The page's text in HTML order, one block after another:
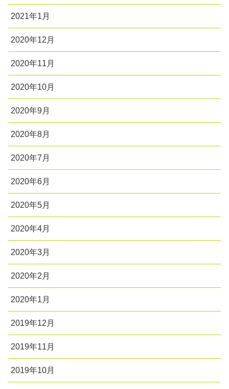
2021年1月
2020年12月
2020年11月
2020年10月
2020年9月
2020年8月
2020年7月
2020年6月
2020年5月
2020年4月
2020年3月
2020年2月
2020年1月
2019年12月
2019年11月
2019年10月